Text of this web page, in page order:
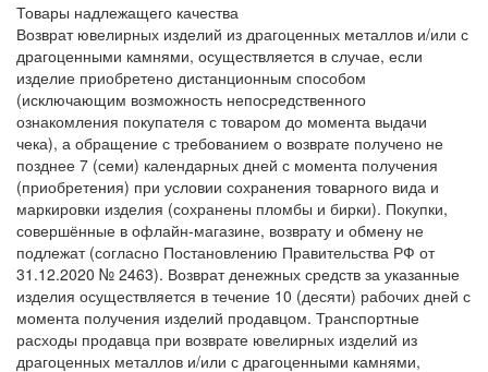
Товары надлежащего качества
Возврат ювелирных изделий из драгоценных металлов и/или с
драгоценными камнями, осуществляется в случае, если
изделие приобретено дистанционным способом
(исключающим возможность непосредственного
ознакомления покупателя с товаром до момента выдачи
чека), а обращение с требованием о возврате получено не
позднее 7 (семи) календарных дней с момента получения
(приобретения) при условии сохранения товарного вида и
маркировки изделия (сохранены пломбы и бирки). Покупки,
совершённые в офлайн-магазине, возврату и обмену не
подлежат (согласно Постановлению Правительства РФ от
31.12.2020 № 2463). Возврат денежных средств за указанные
изделия осуществляется в течение 10 (десяти) рабочих дней с
момента получения изделий продавцом. Транспортные
расходы продавца при возврате ювелирных изделий из
драгоценных металлов и/или с драгоценными камнями,